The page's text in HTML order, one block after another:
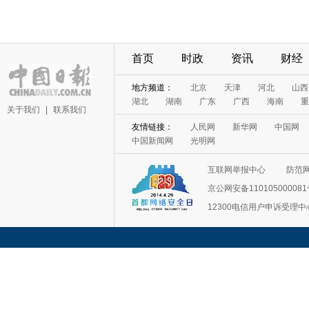
关于我们 联系我们
首页 时政 资讯 财经
地方频道： 北京 天津 河北
山西
湖北
湖南 广东 广西 海南
友情链接： 人民网 新华网
中国网
中国新闻网
光明网
互联网举报中心
防范
京公网安备110105000081
12300电信用户申诉受理中